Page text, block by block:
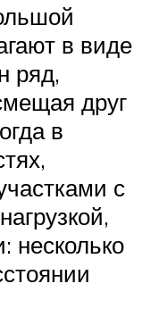
в виде
ряд,
друг
в
с
несколько